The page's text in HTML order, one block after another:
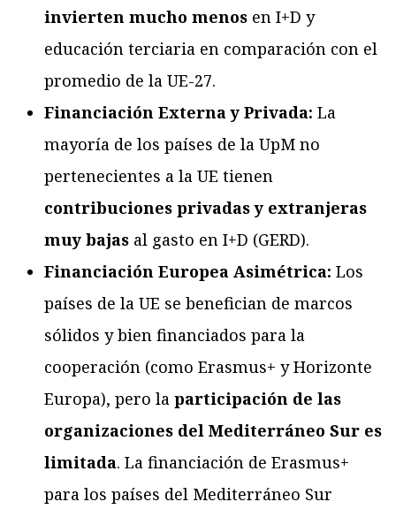
invierten mucho menos en I+D y
educación terciaria en comparación con el
promedio de la UE-27.
Financiación Externa y Privada: La
mayoría de los países de la UpM no
pertenecientes a la UE tienen
contribuciones privadas y extranjeras
muy bajas al gasto en I+D (GERD).
Financiación Europea Asimétrica: Los
países de la UE se benefician de marcos
sólidos y bien financiados para la
cooperación (como Erasmus+ y Horizonte
Europa), pero la participación de las
organizaciones del Mediterráneo Sur es
limitada. La financiación de Erasmus+
para los países del Mediterráneo Sur